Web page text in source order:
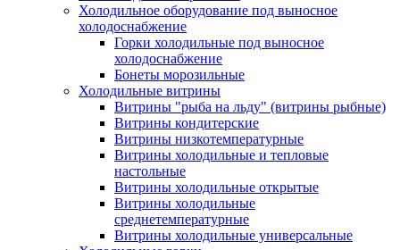
Холодильное оборудование под выносное
холодоснабжение
Горки холодильные под выносное
холодоснабжение
Бонеты морозильные
Холодильные витрины
Витрины "рыба на льду" (витрины рыбные)
Витрины кондитерские
Витрины низкотемпературные
Витрины холодильные и тепловые
настольные
Витрины холодильные открытые
Витрины холодильные
среднетемпературные
Витрины холодильные универсальные